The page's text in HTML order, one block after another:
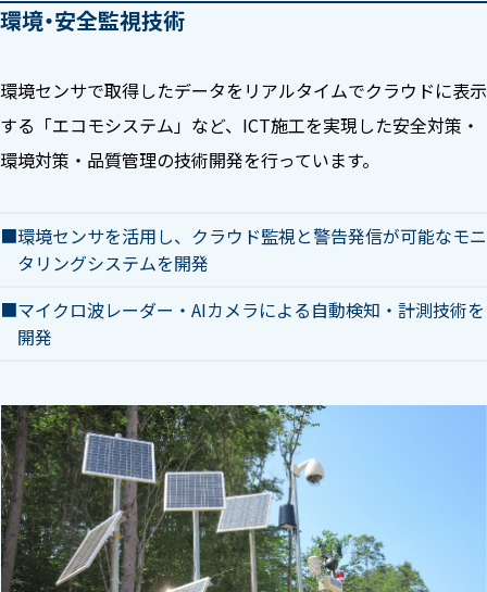
環境・安全監視技術
環境センサで取得したデータをリアルタイムでクラウドに表示
する「エコモシステム」など、ICT施工を実現した安全対策・
環境対策・品質管理の技術開発を行っています。
環境センサを活用し、クラウド監視と警告発信が可能なモニ
タリングシステムを開発
マイクロ波レーダー・AIカメラによる自動検知・計測技術を
開発